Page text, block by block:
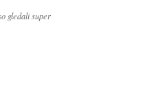
gledali super